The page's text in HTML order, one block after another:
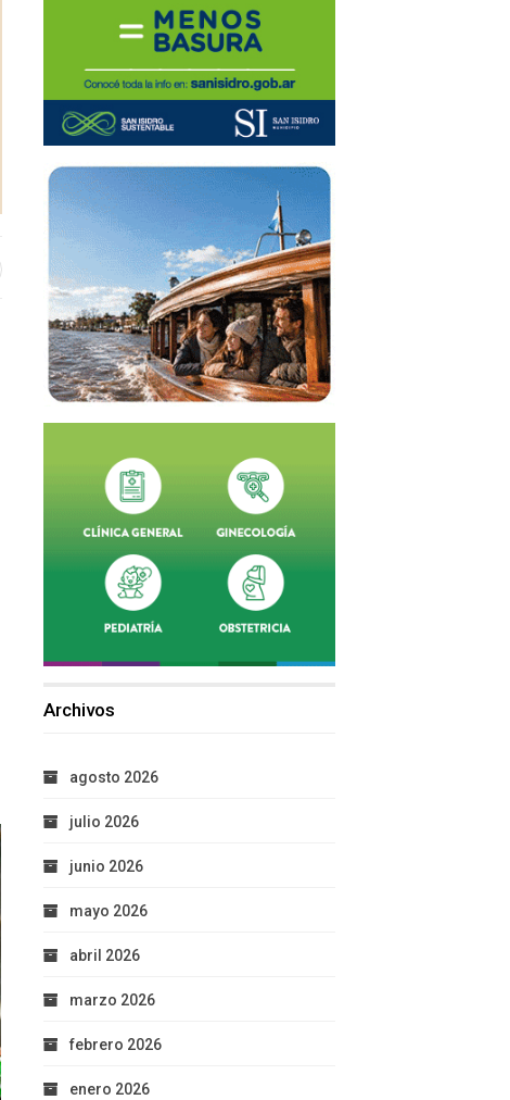
Archivos
agosto 2026
julio 2026
junio 2026
mayo 2026
abril 2026
marzo 2026
febrero 2026
enero 2026